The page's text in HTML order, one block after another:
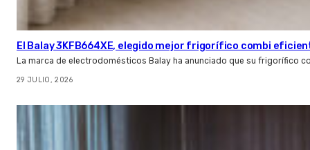
El Balay 3KFB664XE, elegido mejor frigorífico combi
La marca de electrodomésticos Balay ha anunciado que su frigorífico
29 JULIO, 2026